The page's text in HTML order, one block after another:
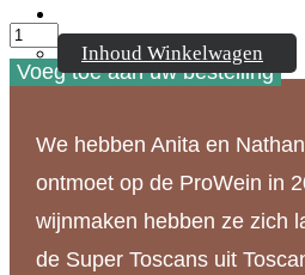
Inhoud Winkelwagen
Bacco
Estate
Blend
Prelude
aantal
Voeg toe aan uw bestelling
We hebben Anita en
ontmoet op de ProWein in
wijnmaken hebben ze zich
de Super Toscans uit